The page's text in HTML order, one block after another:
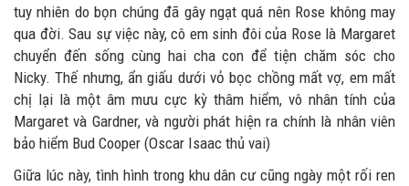
tuy nhiên do bọn chúng đã gây ngạt quá nên Rose không may
qua đời. Sau sự việc này, cô em sinh đôi của Rose là Margaret
chuyển đến sống cùng hai cha con để tiện chăm sóc cho
Nicky. Thế nhưng, ẩn giấu dưới vỏ bọc chồng mất vợ, em mất
chị lại là một âm mưu cực kỳ thâm hiểm, vô nhân tính của
Margaret và Gardner, và người phát hiện ra chính là nhân viên
bảo hiểm Bud Cooper (Oscar Isaac thủ vai)
Giữa lúc này, tình hình trong khu dân cư cũng ngày một rối ren